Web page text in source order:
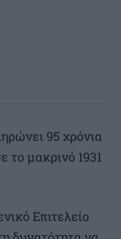
95 χρόνια
το μακρινό 1931
Επιτελείο